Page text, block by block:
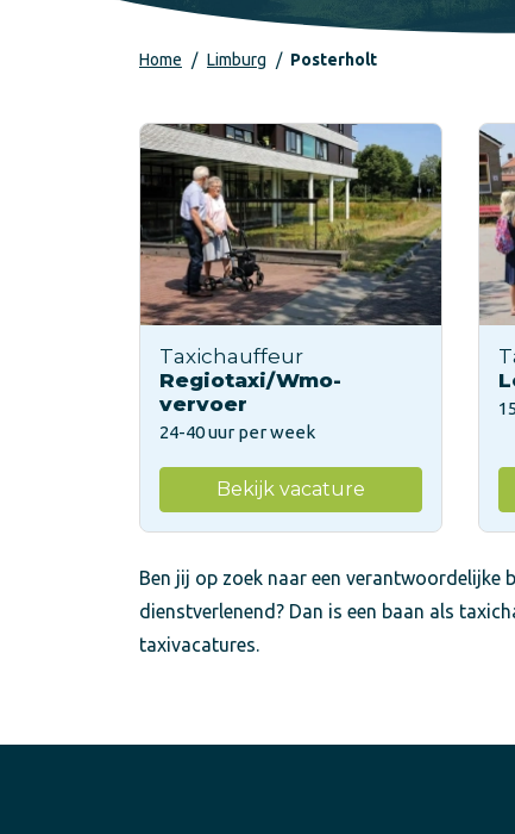
Home Limburg Posterholt
Taxichauffeur
Regiotaxi/Wmo-
vervoer
24-40 uur per week
Bekijk vacature
Ben jij op zoek naar een
dienstverlenend? Dan is een baan als
taxivacatures.